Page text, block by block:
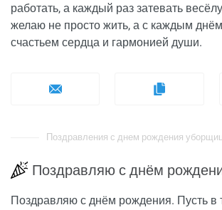
работать, а каждый раз затевать
желаю не просто жить, а с каждым
счастьем сердца и гармонией души.
Поздравления с днем рождения
Поздравляю с днём
Поздравляю с днём рождения. Пусть в